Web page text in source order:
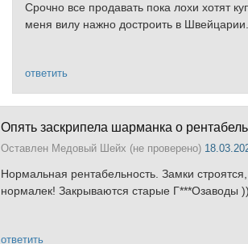
Срочно все продавать пока лохи хотят
меня вилу нажно достроить в
ответить
Опять заскрипела шарманка о
Оставлен Медовый Шейх (не проверено)
Нормальная рентабельность. Замки
нормалек! Закрываются старые Г***Озаводы
ответить